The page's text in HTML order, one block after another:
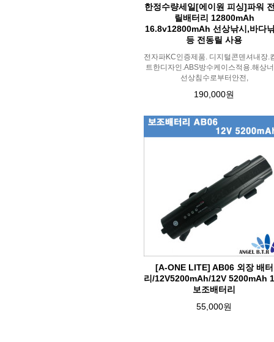
한정수량세일[에이원 피싱]파워
릴배터리 12800mAh
16.8v12800mAh 선상낚시,바다
등 전동릴 사용
전자파KC인증제품. 디지털콘덴셔내장.
트한디자인.ABS방수케이스적용.해상
선상침수로부터안전,
190,000원
[A-ONE LITE] AB06 외장 배터
리/12V5200mAh/12V 5200mAh
보조배터리
55,000원